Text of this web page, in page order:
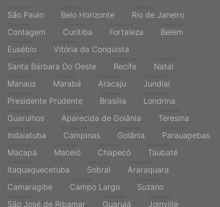
São Paulo Belo Horizonte Rio de Janeiro
Contagem Curitiba Fortaleza Belém
Eusébio Vitória da Conquista
Santa Bárbara Do Oeste Recife Natal
Manaus Marabá Aracaju Jundiaí
Presidente Prudente Brasília Londrina
Guarulhos Aparecida de Goiânia Teresina
Indaiatuba Campinas Goiânia Parauapebas
Macapá Maceió Chapecó Taubaté
Itaquaquecetuba Sobral Araraquara
Camaragibe Campo Largo Suzano
São José de Ribamar Guarujá Joinville